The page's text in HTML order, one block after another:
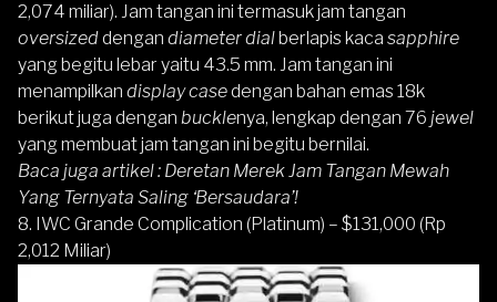
2,074 miliar). Jam tangan ini termasuk jam tangan
oversizeddengan diameter dialberlapis kaca sapphire
yang begitu lebar yaitu 43.5 mm. Jam tangan ini
menampilkan display casedengan bahan emas 18k
berikut juga dengan bucklenya, lengkap dengan 76 jewel
yang membuat jam tangan ini begitu bernilai.
Baca juga artikel : Deretan Merek Jam Tangan Mewah
Yang Ternyata Saling ‘Bersaudara’!
8. IWC Grande Complication (Platinum) – $131,000 (Rp
2,012 Miliar)